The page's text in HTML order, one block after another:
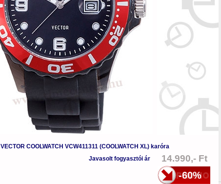
VECTOR COOLWATCH VCW411311 (COOLWATCH XL) karóra
Javasolt fogyasztói ár
14.990,- Ft
-60%